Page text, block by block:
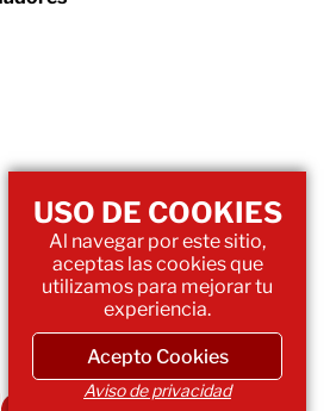
USO DE COOKIES
Al navegar por este sitio,
aceptas las cookies que
utilizamos para mejorar tu
experiencia.
Acepto Cookies
Aviso de privacidad